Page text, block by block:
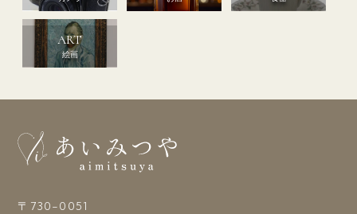
ART
絵画
〒730-0051